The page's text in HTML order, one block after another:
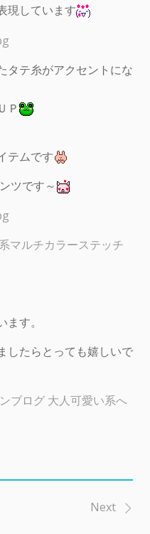
現しています
タテ糸がアクセントにな
Ｐ
テムです
ツです～
マルチカラーステッチ
す。
したらとっても嬉しいで
Next